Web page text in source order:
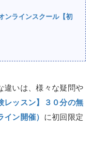
ンラインスクール【初
違いは、様々な疑問や
レッスン】３０分の無
ン開催） に初回限定